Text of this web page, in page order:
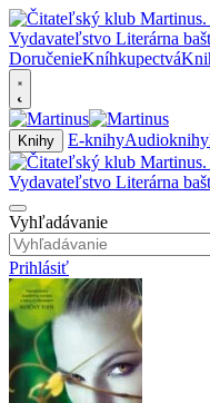
DoručenieKníhkupectvá
Knihy E-knihyAudioknihy
Vyhľadávanie
Prihlásiť